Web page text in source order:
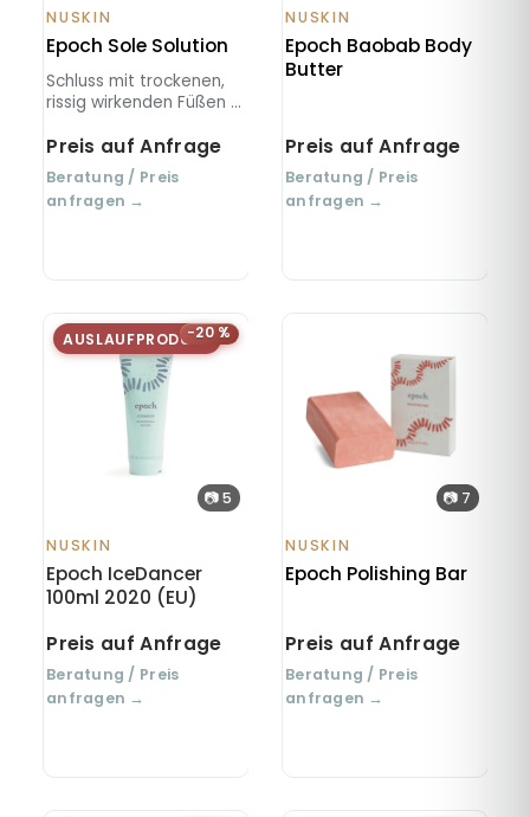
NUSKIN
Epoch Sole Solution
Schluss mit trockenen,
rissig wirkenden Füßen –
sichtbar samtweiche
Preis auf Anfrage
Beratung / Preis
anfragen →
NUSKIN
Epoch Baobab Body
Butter
Preis auf Anfrage
Beratung / Preis
anfragen →
AUSLAUFPRODUKT
−20 %
📷 5
NUSKIN
Epoch IceDancer
100ml 2020 (EU)
Preis auf Anfrage
Beratung / Preis
anfragen →
📷 7
NUSKIN
Epoch Polishing Bar
Preis auf Anfrage
Beratung / Preis
anfragen →